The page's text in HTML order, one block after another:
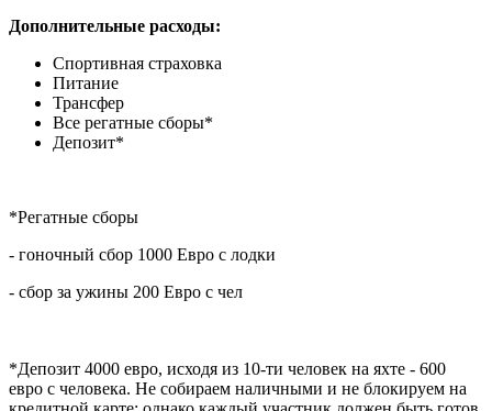
Дополнительные расходы:
Спортивная страховка
Питание
Трансфер
Все регатные сборы*
Депозит*
*Регатные сборы
- гоночный сбор 1000 Евро с лодки
- сбор за ужины 200 Евро с чел
*Депозит 4000 евро, исходя из 10-ти человек на яхте - 600
евро с человека. Не собираем наличными и не блокируем на